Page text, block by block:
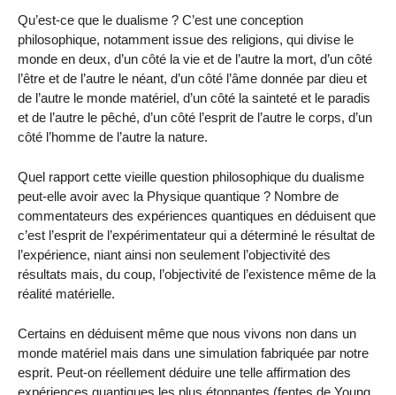
Qu’est-ce que le dualisme ? C’est une conception
philosophique, notamment issue des religions, qui divise le
monde en deux, d’un côté la vie et de l’autre la mort, d’un côté
l’être et de l’autre le néant, d’un côté l’âme donnée par dieu et
de l’autre le monde matériel, d’un côté la sainteté et le paradis
et de l’autre le pêché, d’un côté l’esprit de l’autre le corps, d’un
côté l’homme de l’autre la nature.
Quel rapport cette vieille question philosophique du dualisme
peut-elle avoir avec la Physique quantique ? Nombre de
commentateurs des expériences quantiques en déduisent que
c’est l’esprit de l’expérimentateur qui a déterminé le résultat de
l’expérience, niant ainsi non seulement l’objectivité des
résultats mais, du coup, l’objectivité de l’existence même de la
réalité matérielle.
Certains en déduisent même que nous vivons non dans un
monde matériel mais dans une simulation fabriquée par notre
esprit. Peut-on réellement déduire une telle affirmation des
expériences quantiques les plus étonnantes (fentes de Young,